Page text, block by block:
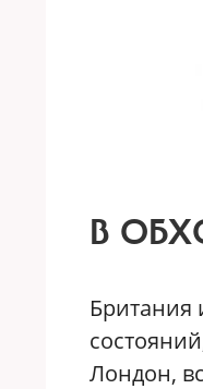
В
Британия
Лондон,